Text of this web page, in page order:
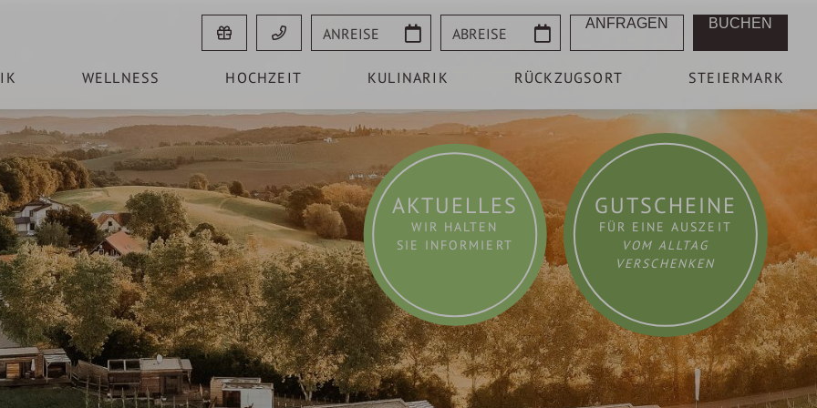
Anreise Abreise ANFRAGEN BUCHEN
WELLNESS HOCHZEIT KULINARIK RÜCKZUGSORT STEIERMARK
GUTSCHEINE
FÜR EINE AUSZEIT
VOM ALLTAG
VERSCHENKEN
AKTUELLES
WIR HALTEN
SIE INFORMIERT